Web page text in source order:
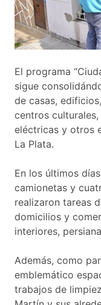
El programa
sigue
de casas,
centros
eléctricas y otros
La Plata.
En los últimos
camionetas y
realizaron tareas
domicilios y
interiores,
Además, como
emblemático
trabajos de